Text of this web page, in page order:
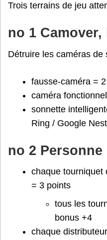
Trois terrains de jeu
no 1
Détruire les caméras de
fausse-caméra =
caméra
sonnette
Ring / Google
no 2 Personne
chaque tourniquet
= 3 points
tous les
bonus +4
chaque